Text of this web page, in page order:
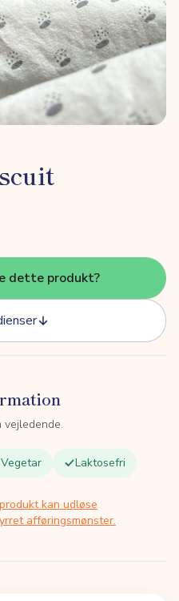
dette produkt?
vejledende.
Vegetar Laktosefri
kan udløse
afføringsmønster.